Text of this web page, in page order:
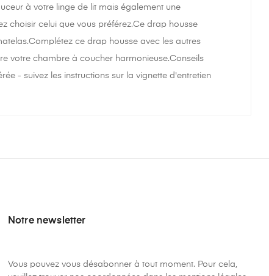
à votre linge de lit mais également une
choisir celui que vous préférez.Ce drap housse
ce drap housse avec les autres
votre chambre à coucher harmonieuse.Conseils
- suivez les instructions sur la vignette d'entretien
Notre newsletter
Vous pouvez vous désabonner à tout moment. Pour cela,